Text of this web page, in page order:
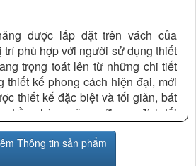
được lắp đặt trên vách của
trí phù hợp với người sử dụng thiết
trọng toát lên từ những chi tiết
thiết kế phong cách hiện đại, mới
thiết kế đặc biệt và tối giản, bát
trần phòng xông với mục đích tối
phòng tắm và mang đến cho
rất thú vị, thoải mái hơn xoay
Thông tin sản phẩm